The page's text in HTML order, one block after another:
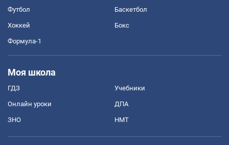
Футбол Баскетбол
Хоккей Бокс
Формула-1
Моя школа
ГДЗ Учебники
Онлайн уроки ДПА
ЗНО НМТ